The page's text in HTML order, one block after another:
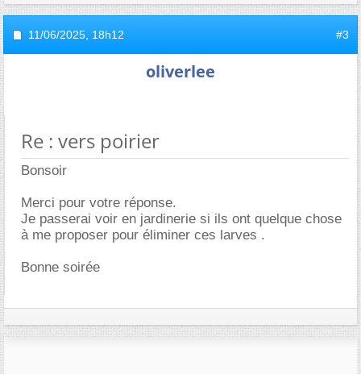
11/06/2025, 18h12 #3
oliverlee
Re : vers poirier
Bonsoir
Merci pour votre réponse.
Je passerai voir en jardinerie si ils ont quelque chose
à me proposer pour éliminer ces larves .
Bonne soirée